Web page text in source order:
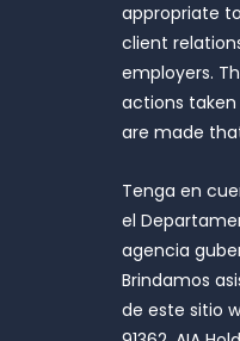
appropriate
client
employers.
actions taken
are made
Tenga en
el
agencia
Brindamos
de este sitio